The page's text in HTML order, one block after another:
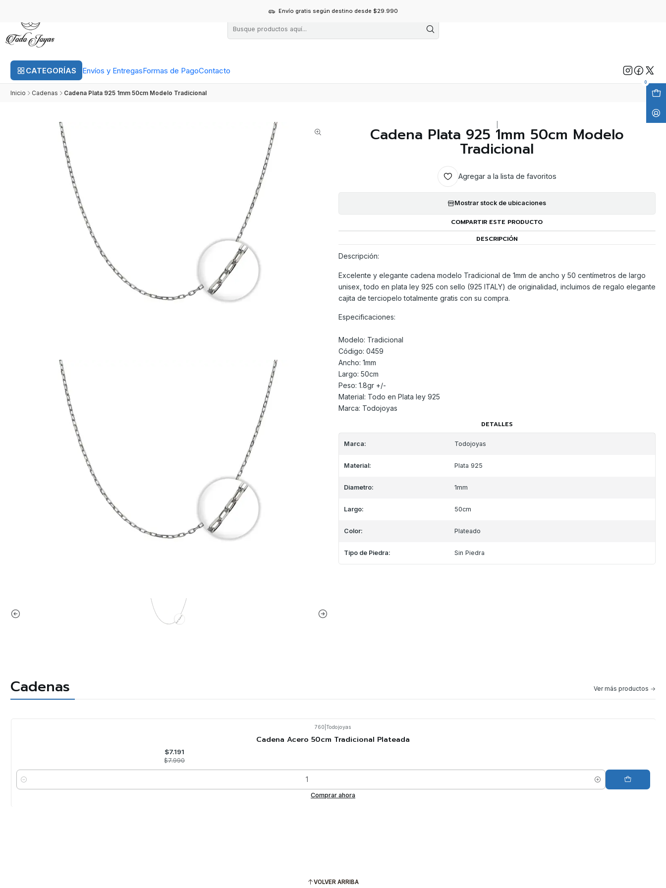
CATEGORÍAS Envíos y EntregasFormas de PagoContacto
0
Envío gratis según destino desde $29.990
Inicio Cadenas Cadena Plata 925 1mm 50cm Modelo Tradicional
Cadena Plata 925 1mm 50cm Modelo
Tradicional
Agregar a la lista de favoritos
Mostrar stock de ubicaciones
COMPARTIR ESTE PRODUCTO
DESCRIPCIÓN
Descripción:
Excelente y elegante cadena modelo Tradicional de 1mm de ancho y 50 centímetros de largo
unisex, todo en plata ley 925 con sello (925 ITALY) de originalidad, incluimos de regalo elegante
cajita de terciopelo totalmente gratis con su compra.
Especificaciones:
Modelo: Tradicional
Código: 0459
Ancho: 1mm
Largo: 50cm
Peso: 1.8gr +/-
Material: Todo en Plata ley 925
Marca: Todojoyas
DETALLES
Marca: Todojoyas
Material: Plata 925
Diametro: 1mm
Largo: 50cm
Color: Plateado
Tipo de Piedra: Sin Piedra
Cadenas Ver más productos
760 Todojoyas
Cadena Acero 50cm Tradicional Plateada
$7.191
$7.990
Cantidad
Comprar ahora
VOLVER ARRIBA